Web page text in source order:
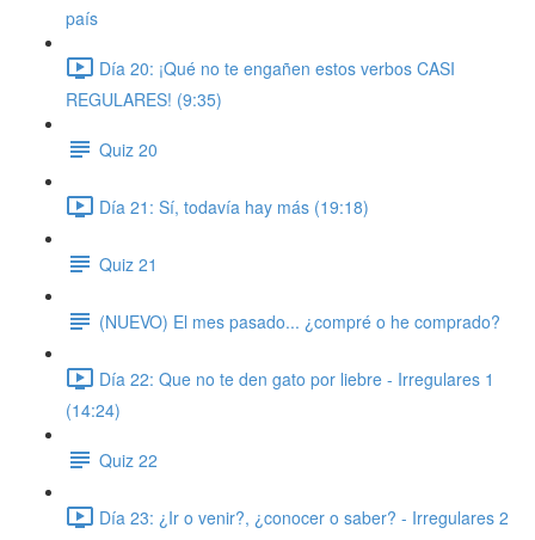
país
Día 20: ¡Qué no te engañen estos verbos CASI
REGULARES! (9:35)
Quiz 20
Día 21: Sí, todavía hay más (19:18)
Quiz 21
(NUEVO) El mes pasado... ¿compré o he comprado?
Día 22: Que no te den gato por liebre - Irregulares 1
(14:24)
Quiz 22
Día 23: ¿Ir o venir?, ¿conocer o saber? - Irregulares 2